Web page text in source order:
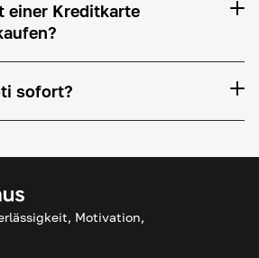
einer Kreditkarte
sofort?
Motivation,